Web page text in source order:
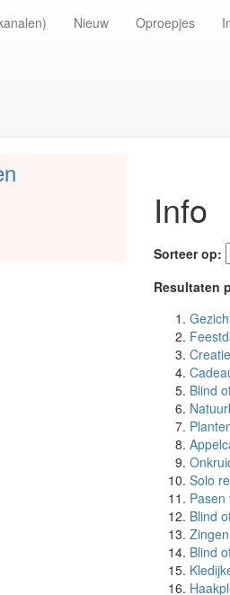
Nieuw Oproepjes
Info
Sorteer op:
Resultaten
Blind
Solo
Blind
Blind